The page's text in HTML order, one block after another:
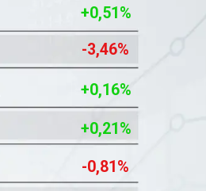
+0,51%
+0,16%
+0,21%
-3,46%
-0,81%